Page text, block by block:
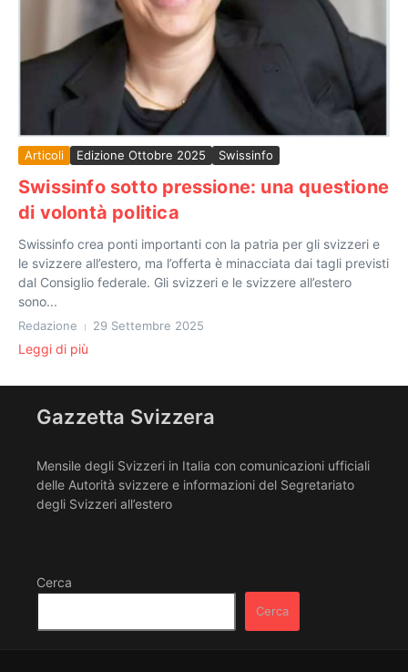
Articoli Edizione Ottobre 2025 Swissinfo
Swissinfo sotto pressione: una questione
di volontà politica
Swissinfo crea ponti importanti con la patria per gli svizzeri e
le svizzere all’estero, ma l’offerta è minacciata dai tagli previsti
dal Consiglio federale. Gli svizzeri e le svizzere all’estero
sono...
Redazione 29 Settembre 2025
Leggi di più
Gazzetta Svizzera
Mensile degli Svizzeri in Italia con comunicazioni ufficiali
delle Autorità svizzere e informazioni del Segretariato
degli Svizzeri all’estero
Cerca
Cerca